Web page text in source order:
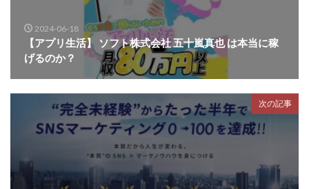
2024-06-18
【アプリ生活】 ソフト株式会社 五十嵐真也 は本当に稼
げるのか？
次の記事
検索